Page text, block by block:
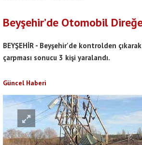
Beyşehir’de Otomobil
BEYŞEHİR - Beyşehir'de kontrolden
çarpması sonucu 3 kişi yaralandı.
Güncel Haberi